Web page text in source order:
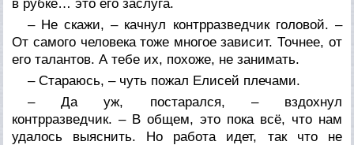
в рубке… это его заслуга.
– Не скажи, – качнул контрразведчик головой. –
От самого человека тоже многое зависит. Точнее, от
его талантов. А тебе их, похоже, не занимать.
– Стараюсь, – чуть пожал Елисей плечами.
– Да уж, постарался, – вздохнул
контрразведчик. – В общем, это пока всё, что нам
удалось выяснить. Но работа идет, так что не